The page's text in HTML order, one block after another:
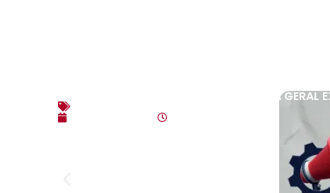
EDITAL DE CONVOCAÇÃO – ASSEMBLEIA GERAL